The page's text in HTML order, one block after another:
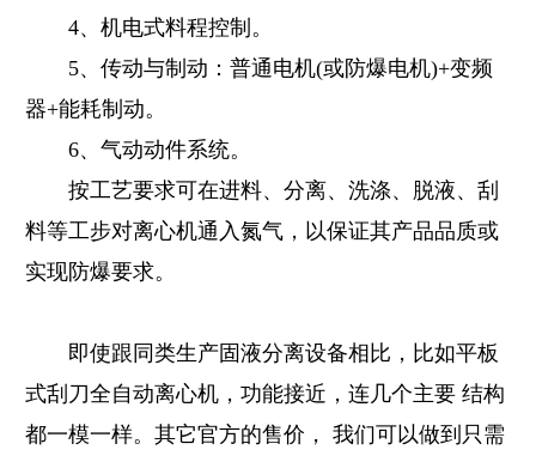
4、机电式料程控制。
5、传动与制动：普通电机(或防爆电机)+变频
器+能耗制动。
6、气动动件系统。
按工艺要求可在进料、分离、洗涤、脱液、刮
料等工步对离心机通入氮气，以保证其产品品质或
实现防爆要求。
即使跟同类生产固液分离设备相比，比如平板
式刮刀全自动离心机，功能接近，连几个主要 结构
都一模一样。其它官方的售价， 我们可以做到只需